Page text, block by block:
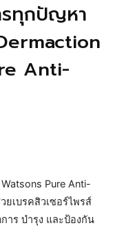
ทุกปัญหา
Anti-
Pure Anti-
เบรคสิวเซอร์ไพรส์
ร บำรุง และป้องกัน